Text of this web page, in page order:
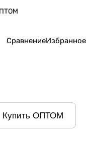
СравнениеИзбранное
Купить ОПТОМ